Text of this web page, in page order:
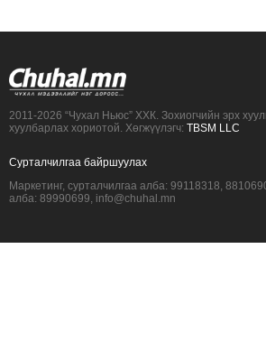
2011-2026 “Чухал Ньюс” ХХК. Зохиогчийн эрх
хуулбарлах хориотой. Хөгжүүлэгч: TBSM LLC
Сурталчилгаа байршуулах
Маркетинг, сурталчилгаа алба: 99118318,
алба: 89990699, info@chuhal.mn